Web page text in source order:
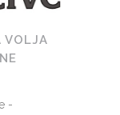
VOLJA
-